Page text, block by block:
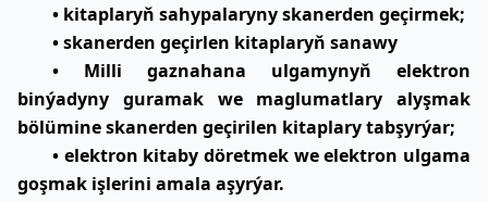
• kitaplaryň sahypalaryny skanerden geçirmek;
• skanerden geçirlen kitaplaryň sanawy
• Milli gaznahana ulgamynyň elektron
binýadyny guramak we maglumatlary alyşmak
bölümine skanerden geçirilen kitaplary tabşyrýar;
• elektron kitaby döretmek we elektron ulgama
goşmak işlerini amala aşyrýar.